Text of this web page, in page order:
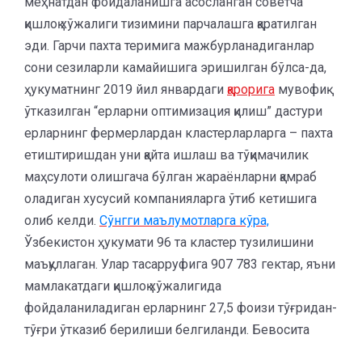
қишлоқ хўжалиги тизимини парчалашга қаратилган
эди. Гарчи пахта теримига мажбурланадиганлар
сони сезиларли камайишига эришилган бўлса-да,
ҳукуматнинг 2019 йил январдаги қарорига мувофиқ
ўтказилган “ерларни оптимизация қилиш” дастури
ерларнинг фермерлардан кластерларларга – пахта
етиштиришдан уни қайта ишлаш ва тўқимачилик
маҳсулоти олишгача бўлган жараёнларни қамраб
оладиган хусусий компанияларга ўтиб кетишига
олиб келди. Сўнгги маълумотларга кўра,
Ўзбекистон ҳукумати 96 та кластер тузилишини
маъқуллаган. Улар тасарруфига 907 783 гектар, яъни
мамлакатдаги қишлоқ хўжалигида
фойдаланиладиган ерларнинг 27,5 фоизи тўғридан-
тўғри ўтказиб берилиши белгиланди. Бевосита